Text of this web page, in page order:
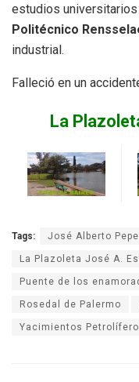
estudios universitarios
Politécnico
industrial.
​Falleció en un
La
Tags: José Alberto
La Plazoleta José A.
Puente de los
Rosedal de Palermo
Yacimientos